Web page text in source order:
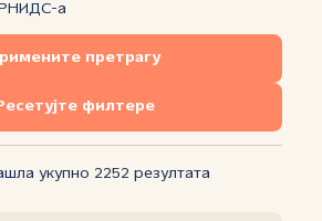
РНИДС-а
претрагу
филтере
укупно 2252 резултата